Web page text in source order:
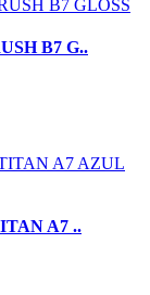
B7 G..
A7 ..